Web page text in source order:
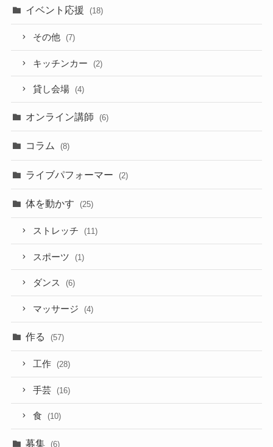
イベント応援 (18)
その他 (7)
キッチンカー (2)
貸し会場 (4)
オンライン講師 (6)
コラム (8)
ライブパフォーマー (2)
体を動かす (25)
ストレッチ (11)
スポーツ (1)
ダンス (6)
マッサージ (4)
作る (57)
工作 (28)
手芸 (16)
食 (10)
募集 (6)